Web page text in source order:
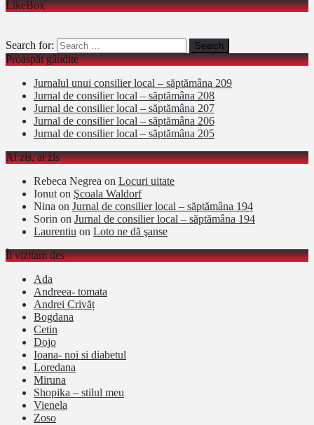
LikeBox
Search for:
Proaspăt gândite
Jurnalul unui consilier local – săptămâna 209
Jurnal de consilier local – săptămâna 208
Jurnal de consilier local – săptămâna 207
Jurnal de consilier local – săptămâna 206
Jurnal de consilier local – săptămâna 205
Ai zis, ai zis
Rebeca Negrea on Locuri uitate
Ionuton Şcoala Waldorf
Nina on Jurnal de consilier local – săptămâna 194
Sorin on Jurnal de consilier local – săptămâna 194
Laurentiu on Loto ne dă şanse
Îi vizitam des
Ada
Andreea- tomata
Andrei Crivăț
Bogdana
Cetin
Dojo
Ioana- noi si diabetul
Loredana
Miruna
Shopika – stilul meu
Vienela
Zoso